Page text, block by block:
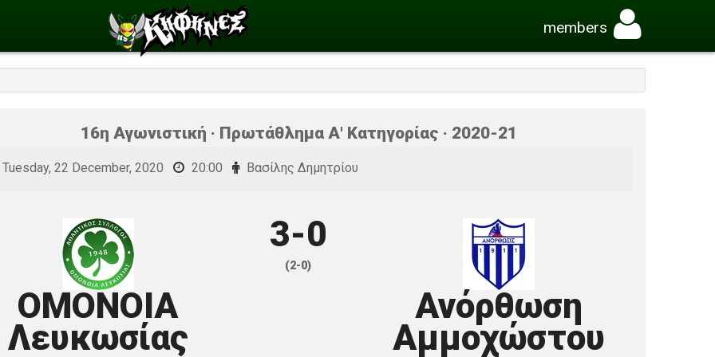
members
16η Αγωνιστική · Πρωτάθλημα Α' Κατηγορίας · 2020-21
Tuesday, 22 December, 2020 20:00 Βασίλης Δημητρίου
ΟΜΟΝΟΙΑ
Λευκωσίας
3-0
(2-0)
Ανόρθωση
Αμμοχώστου